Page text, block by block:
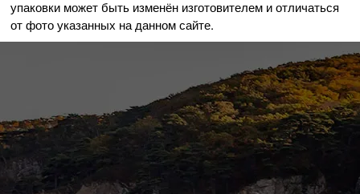
упаковки может быть изменён изготовителем и отличаться
от фото указанных на данном сайте.